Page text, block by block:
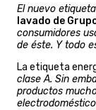
El nuevo
lavado de
consumidores
de éste. Y todo
La etiqueta
clase A. Sin
productos